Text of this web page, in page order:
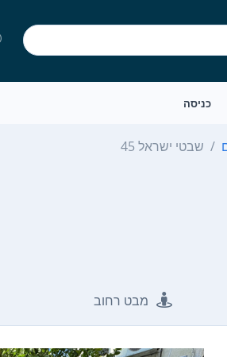
כניסה
שבטי ישראל 45
מבט רחוב